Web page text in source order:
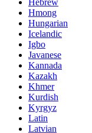
Hebrew
Hmong
Hungarian
Icelandic
Igbo
Javanese
Kannada
Kazakh
Khmer
Kurdish
Kyrgyz
Latin
Latvian